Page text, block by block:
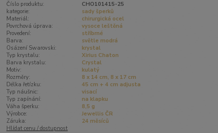
Číslo produktu:
CHO101415-25
kategorie:
sady šperků
Materiál:
chirurgická ocel
Povrchová úprava:
vysoce leštěná
Provedení:
stříbrné
Barva:
světle modrá
Osázení Swarovski:
krystal
Typ krystalu:
Xirius Chaton
Barva krystalu:
Crystal
Motiv:
kulatý
Rozměry:
8 x 14 cm, 8 x 17 cm
Délka řetízku:
45 cm + 4 cm adjusta
Typ náušnic:
visací
Typ zapínání:
na klapku
Váha šperku:
8,5 g
Výrobce:
Jewellis ČR
Záruka:
24 měsíců
Hlídat cenu / dostupnost